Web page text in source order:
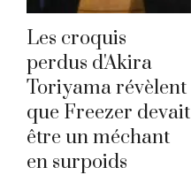
Les croquis
perdus d'Akira
Toriyama révèlent
que Freezer devait
être un méchant
en surpoids